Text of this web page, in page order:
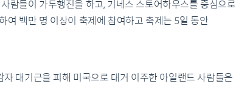
람들이 가두행진을 하고, 기네스 스토어하우스를 중심으로
여 백만 명 이상이 축제에 참여하고 축제는 5일 동안
대기근을 피해 미국으로 대거 이주한 아일랜드 사람들은